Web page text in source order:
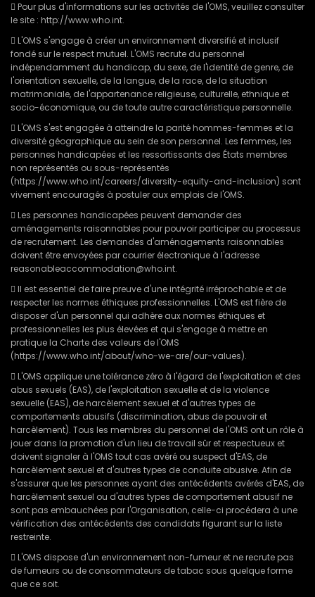
 Pour plus d'informations sur les activités de l'OMS, veuillez consulter
le site : http://www.who.int.
 L'OMS s'engage à créer un environnement diversifié et inclusif
fondé sur le respect mutuel. L'OMS recrute du personnel
indépendamment du handicap, du sexe, de l'identité de genre, de
l'orientation sexuelle, de la langue, de la race, de la situation
matrimoniale, de l'appartenance religieuse, culturelle, ethnique et
socio-économique, ou de toute autre caractéristique personnelle.
 L'OMS s'est engagée à atteindre la parité hommes-femmes et la
diversité géographique au sein de son personnel. Les femmes, les
personnes handicapées et les ressortissants des États membres
non représentés ou sous-représentés
(https://www.who.int/careers/diversity-equity-and-inclusion) sont
vivement encouragés à postuler aux emplois de l'OMS.
 Les personnes handicapées peuvent demander des
aménagements raisonnables pour pouvoir participer au processus
de recrutement. Les demandes d'aménagements raisonnables
doivent être envoyées par courrier électronique à l'adresse
reasonableaccommodation@who.int.
 Il est essentiel de faire preuve d'une intégrité irréprochable et de
respecter les normes éthiques professionnelles. L'OMS est fière de
disposer d'un personnel qui adhère aux normes éthiques et
professionnelles les plus élevées et qui s'engage à mettre en
pratique la Charte des valeurs de l'OMS
(https://www.who.int/about/who-we-are/our-values).
 L'OMS applique une tolérance zéro à l'égard de l'exploitation et des
abus sexuels (EAS), de l'exploitation sexuelle et de la violence
sexuelle (EAS), de harcèlement sexuel et d'autres types de
comportements abusifs (discrimination, abus de pouvoir et
harcèlement). Tous les membres du personnel de l'OMS ont un rôle à
jouer dans la promotion d'un lieu de travail sûr et respectueux et
doivent signaler à l'OMS tout cas avéré ou suspect d'EAS, de
harcèlement sexuel et d'autres types de conduite abusive. Afin de
s'assurer que les personnes ayant des antécédents avérés d'EAS, de
harcèlement sexuel ou d'autres types de comportement abusif ne
sont pas embauchées par l'Organisation, celle-ci procédera à une
vérification des antécédents des candidats figurant sur la liste
restreinte.
 L'OMS dispose d'un environnement non-fumeur et ne recrute pas
de fumeurs ou de consommateurs de tabac sous quelque forme
que ce soit.